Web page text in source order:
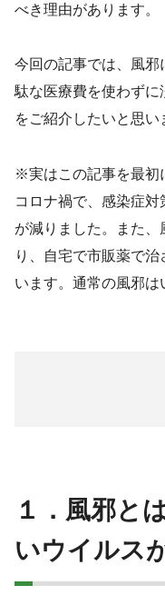
べき理由があります。
今回の記事では、風
駄な医療費を使わず
をご紹介したいと思い
※実はこの記事を最初
コロナ禍で、感染症
が減りました。また
り、自宅で市販薬で
います。通常の風邪は
１．風邪と
いウイルス